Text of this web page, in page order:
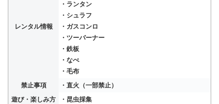
レンタル情報
・ランタン
・シュラフ
・ガスコンロ
・ツーバーナー
・鉄板
・なべ
・毛布
禁止事項
・直火（一部禁止）
遊び・楽しみ方
・昆虫採集